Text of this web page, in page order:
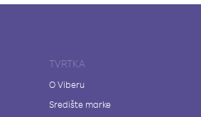
TVRTKA
O Viberu
Središte marke